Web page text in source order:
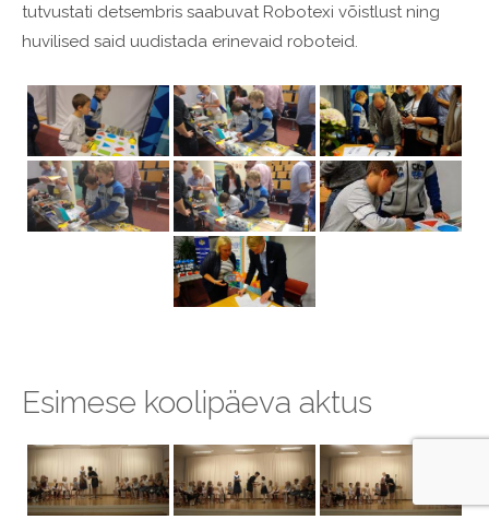
tutvustati detsembris saabuvat Robotexi võistlust ning
huvilised said uudistada erinevaid roboteid.
Esimese koolipäeva aktus